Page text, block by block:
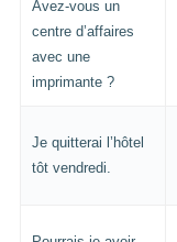
Avez-vous un
centre d’affaires
avec une
imprimante ?
Je quitterai l’hôtel
tôt vendredi.